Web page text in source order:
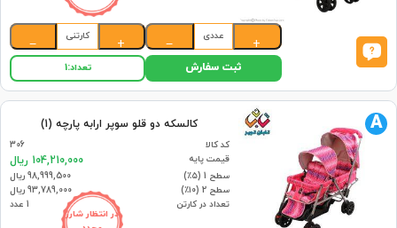
+
عددی
−
+
کارتنی
−
ثبت سفارش تعداد:1
در انتظار شارژ
کالسکه دو قلو سوپر ارابه پارچه (1)
کد کالا
306
قیمت پایه
104,210,000 ریال
سطح 1 (۵٪)
98,999,500 ریال
سطح 2 (۱۰٪)
93,789,000 ریال
تعداد در کارتن
1 عدد
A